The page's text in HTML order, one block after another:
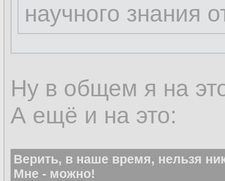
научного знания
Ну в общем я на
А ещё и на это:
Верить, в наше время, нельзя
Мне - можно!